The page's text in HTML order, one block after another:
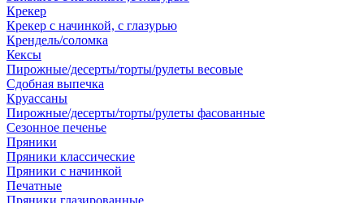
Крекер
Крекер с начинкой, с глазурью
Крендель/соломка
Кексы
Пирожные/десерты/торты/рулеты весовые
Сдобная выпечка
Круассаны
Пирожные/десерты/торты/рулеты фасованные
Сезонное печенье
Пряники
Пряники классические
Пряники с начинкой
Печатные
Пряники глазированные